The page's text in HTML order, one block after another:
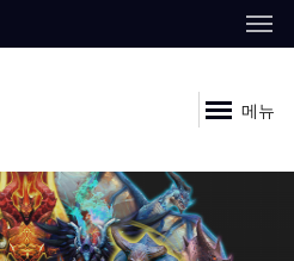
메뉴